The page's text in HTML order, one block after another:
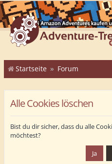
Startseite Forum
Alle Cookies löschen
Bist du dir sicher, dass du alle
möchtest?